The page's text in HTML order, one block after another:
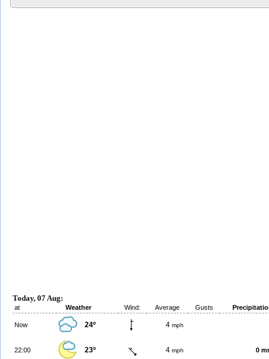
Today, 07 Aug:
at Weather Wind: Average Gusts
Now 24º 4 mph
22:00 23º 4 mph 0